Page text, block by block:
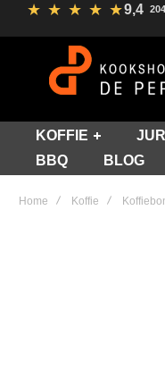
★ ★ ★ ★ ★9,4
KOFFIE
BBQ
BLOG
Home Koffie